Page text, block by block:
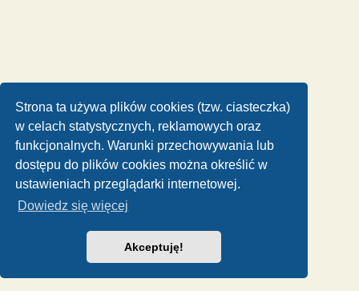
Strona ta używa plików cookies (tzw. ciasteczka)
w celach statystycznych, reklamowych oraz
funkcjonalnych. Warunki przechowywania lub
dostępu do plików cookies można określić w
ustawieniach przeglądarki internetowej.
Dowiedz się więcej
Akceptuję!